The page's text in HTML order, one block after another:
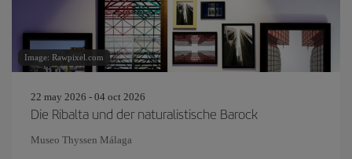
Image: Rawpixel.com
22 may 2026 - 04 oct 2026
Die Ribalta und der naturalistische Barock
Museo Thyssen Málaga